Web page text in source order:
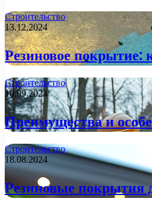
Строительство
13.12.2024
Резиновое покрытие:
Строительство
10.09.2024
Преимущества и
Строительство
18.08.2024
Резиновые покрытия